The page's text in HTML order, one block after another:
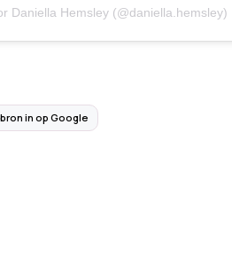
Daniella Hemsley (@daniella.hemsley)
in op Google